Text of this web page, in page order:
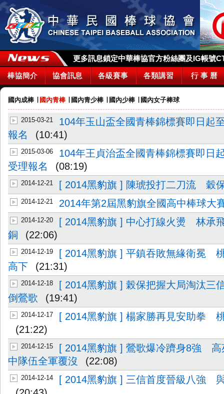
更多訊息鎖定中華棒協官方粉絲團及IG帳號
棒協簡介 協會訊息 各級賽事 各類講習 行 事 曆
國內成棒 國內青棒 國內青少棒 國內少棒 國內女子棒球
2015-03-21
104年玉山盃全國青棒錦標賽即日起
報名
(10:41)
2015-03-06
104年王貞治盃全國青棒錦標賽即日
受理報名
(08:19)
2014-12-21 [ 2014黑豹旗 ] 陳琥投打二刀流 穀
2014-12-21 2014年第2屆黑豹旗全國高中棒球大
2014-12-20
[ 2014黑豹旗 ] 中心打線火燙 林承
銅
(22:06)
2014-12-19
[ 2014黑豹旗 ] 平鎮吞敗無緣衛冕
高下
(21:31)
2014-12-18
[ 2014黑豹旗 ] 榖保把握大局淘汰
倒鶯歌
(19:41)
2014-12-17
[ 2014黑豹旗 ] 楊家勝再見安助拳
(21:22)
2014-12-15
[ 2014黑豹旗 ] 鶯歌爆冷躋身8強
中隊伍全軍覆沒
(22:08)
2014-12-14
[ 2014黑豹旗 ] 三信首度晉級八強